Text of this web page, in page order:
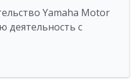
Yamaha Motor
деятельность с